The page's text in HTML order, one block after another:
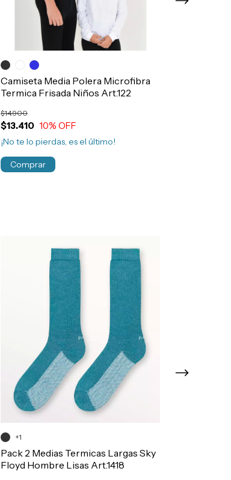
Camiseta Media Polera Microfibra
Termica Frisada Niños Art.122
$13.410
$14.900
10% OFF
¡No te lo pierdas, es el último!
Comprar
Pack 2 Medias Termicas Largas Sky
Floyd Hombre Lisas Art.1418
+1